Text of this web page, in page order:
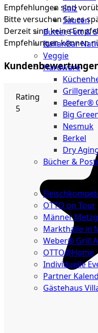
Salz
Saucen
Butter, Fett &
ItalianBar
Veggie
Hardware
Beefer®
Big
Nesmuk
Berkel
Dry
Bücher &
Events
OTTO on Tour
Männer
Markthalle in
Weber® Grill
OTTO@Home
Individuelle
Partner
Gästehaus
Empfehlungen sind
Bitte versuchen Sie es
Derzeit sind keine
Empfehlungen können
Rating
5